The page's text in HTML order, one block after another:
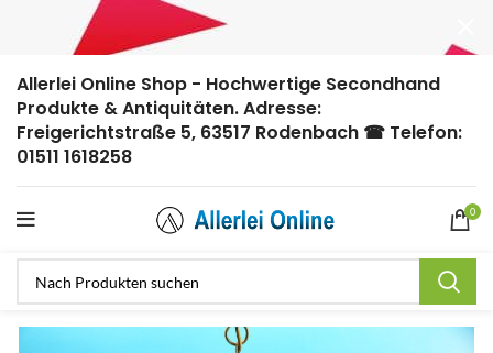
Allerlei Online Shop - Hochwertige Secondhand
Produkte & Antiquitäten. Adresse:
Freigerichtstraße 5, 63517 Rodenbach ☎ Telefon:
01511 1618258
0